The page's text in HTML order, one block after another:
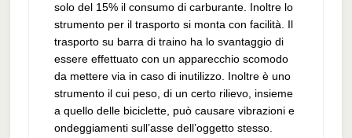
solo del 15% il consumo di carburante. Inoltre lo
strumento per il trasporto si monta con facilità. Il
trasporto su barra di traino ha lo svantaggio di
essere effettuato con un apparecchio scomodo
da mettere via in caso di inutilizzo. Inoltre è uno
strumento il cui peso, di un certo rilievo, insieme
a quello delle biciclette, può causare vibrazioni e
ondeggiamenti sull’asse dell’oggetto stesso.